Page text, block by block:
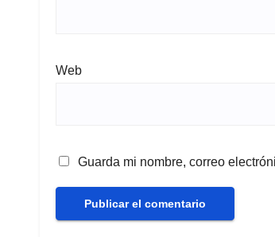
Web
Guarda mi nombre, correo